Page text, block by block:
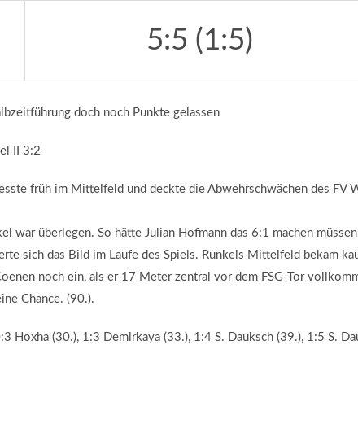
5:5 (1:5)
doch noch Punkte gelassen
II 3:2
früh im Mittelfeld und deckte die Abwehrschwächen des FV
war überlegen. So hätte Julian Hofmann das 6:1 machen
sich das Bild im Laufe des Spiels. Runkels Mittelfeld bekam
noch ein, als er 17 Meter zentral vor dem FSG-Tor
Chance. (90.).
Hoxha (30.), 1:3 Demirkaya (33.), 1:4 S. Dauksch (39.), 1:5 S.